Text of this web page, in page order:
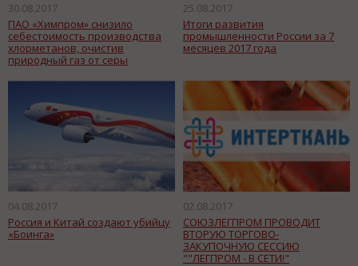
30.08.2017
ПАО «Химпром» снизило
себестоимость производства
хлорметанов, очистив
природный газ от серы
25.08.2017
Итоги развития
промышленности России за 7
месяцев 2017 года
04.08.2017
Россия и Китай создают убийцу
«Боинга»
02.08.2017
СОЮЗЛЕГПРОМ ПРОВОДИТ
ВТОРУЮ ТОРГОВО-
ЗАКУПОЧНУЮ СЕССИЮ
""ЛЕГПРОМ - В СЕТИ!"